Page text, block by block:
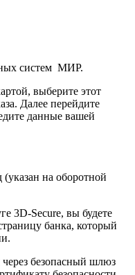
систем МИР.
выберите этот
Далее перейдите
данные вашей
на оборотной
3D-Secure, вы будете
банка, который
безопасный шлюз